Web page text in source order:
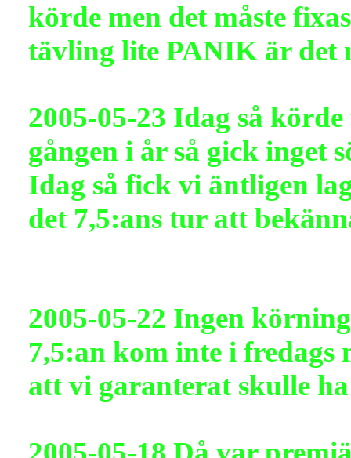
körde men det måste
tävling lite PANIK är det
2005-05-23 Idag så
gången i år så gick inget
Idag så fick vi äntligen
det 7,5:ans tur att
2005-05-22 Ingen
7,5:an kom inte i fredags
att vi garanterat skulle